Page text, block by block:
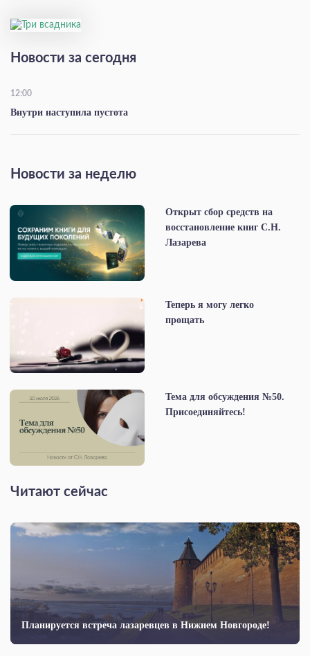
Новости за сегодня
12:00
Внутри наступила пустота
Новости за неделю
Открыт сбор средств на
восстановление книг С.Н.
Лазарева
Теперь я могу легко
прощать
Тема для обсуждения №50.
Присоединяйтесь!
Читают сейчас
Планируется встреча лазаревцев в Нижнем Новгороде!